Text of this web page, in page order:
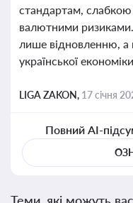
стандартам,
валютними
лише відновленню, а
української
LIGA ZAKON, 17 січня
Повний AI-